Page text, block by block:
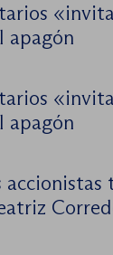
apagón
apagón
accionistas